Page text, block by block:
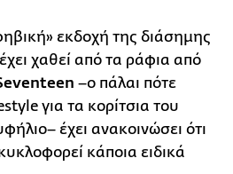
εκδοχή της διάσημης
χαθεί από τα ράφια από
–ο πάλαι πότε
για τα κορίτσια του
έχει ανακοινώσει ότι
κάποια ειδικά